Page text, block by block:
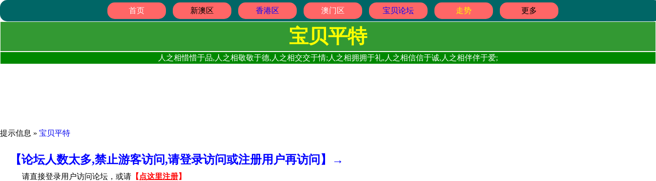
首页 新澳区 香港区 澳门区 宝贝论坛 走势 更多
宝贝平特
人之相惜惜于品,人之相敬敬于德,人之相交交于情;人之相拥拥于礼,人之相信信于诚,人之相伴伴于爱;
提示信息 » 宝贝平特
【论坛人数太多,禁止游客访问,请登录访问或注册用户再访问】→
请直接登录用户访问论坛，或请 【 点这里注册】